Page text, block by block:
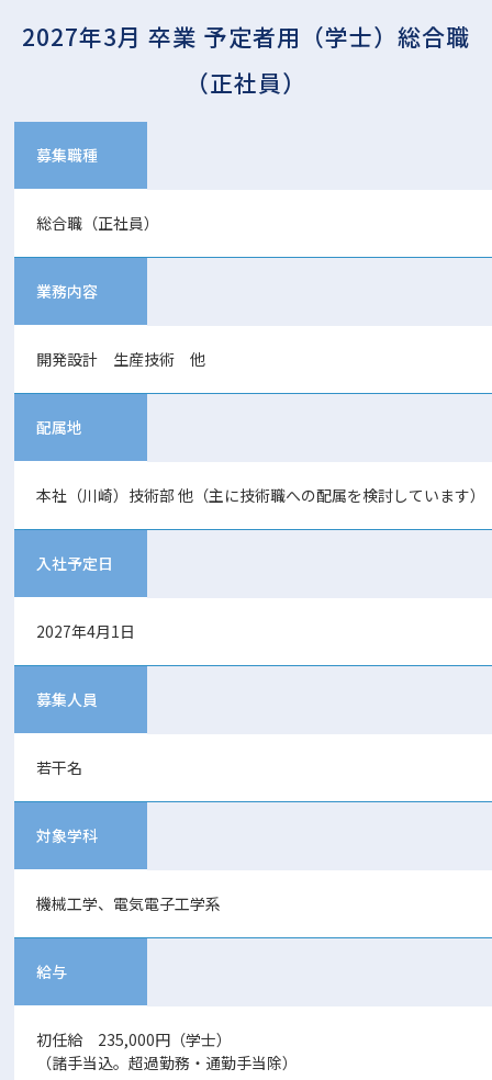
2027年3月 卒業 予定者用（学士）総合職
（正社員）
募集職種
総合職（正社員）
業務内容
開発設計 生産技術 他
配属地
本社（川崎）技術部 他（主に技術職への配属を検討しています）
入社予定日
2027年4月1日
募集人員
若干名
対象学科
機械工学、電気電子工学系
給与
初任給 235,000円（学士）
（諸手当込。超過勤務・通勤手当除）